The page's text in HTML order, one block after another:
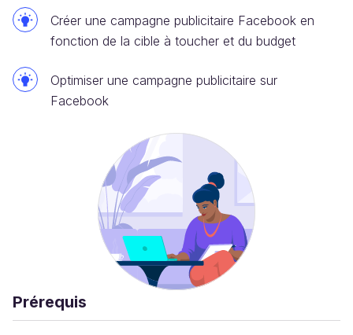
Créer une campagne publicitaire Facebook en
fonction de la cible à toucher et du budget
Optimiser une campagne publicitaire sur
Facebook
Prérequis